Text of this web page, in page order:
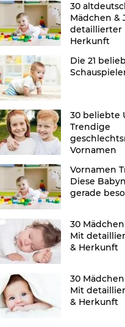
30
Mädchen &
detaillierter
Herkunft
Die 21
30 beliebte
Trendige
Vornamen
Vornamen
Diese
gerade
30
Mit
& Herkunft
30
Mit
& Herkunft